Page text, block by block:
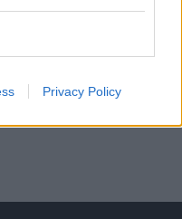
Privacy Policy